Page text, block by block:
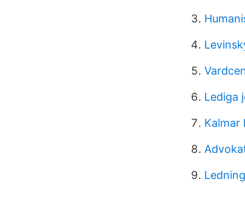
Lediga
Kalmar